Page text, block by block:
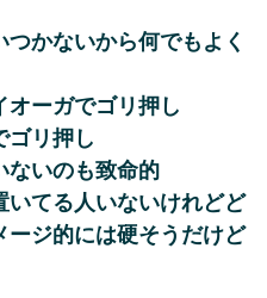
かないから何でもよく
オーガでゴリ押し
ゴリ押し
ないのも致命的
いてる人いないけれどど
ージ的には硬そうだけど